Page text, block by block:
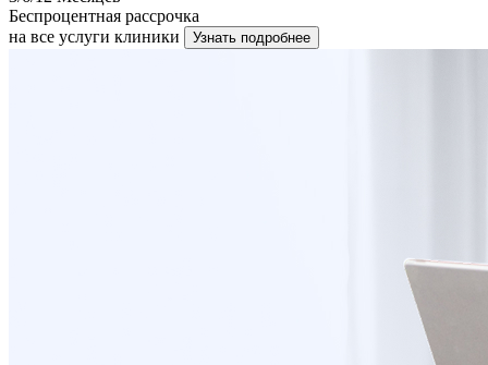
Беспроцентная рассрочка
на все услуги клиники
Узнать подробнее